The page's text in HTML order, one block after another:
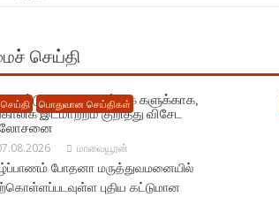
செய்தி
பொதுவான செய்திகள்
கட்டுமான நடவடிக்கை களுக்காக,
இடமாற்றம் குறித்து விசேட
மாவையூரன்
போதனா மருத்துவமனையில்
புதிய கட்டுமான